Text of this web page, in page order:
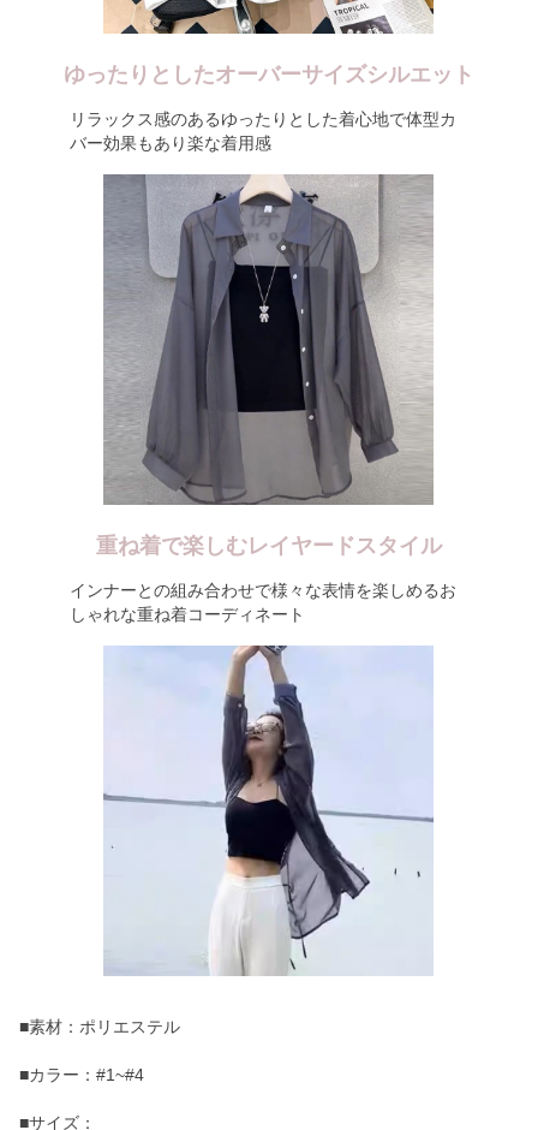
ゆったりとしたオーバーサイズシルエット
リラックス感のあるゆったりとした着心地で体型カ
バー効果もあり楽な着用感
重ね着で楽しむレイヤードスタイル
インナーとの組み合わせで様々な表情を楽しめるお
しゃれな重ね着コーディネート
■素材：ポリエステル
■カラー：#1~#4
■サイズ：